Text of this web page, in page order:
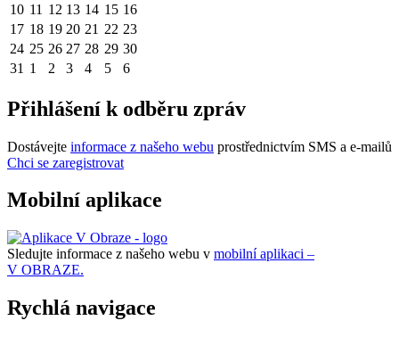
10 11 12 13 14 15 16
17 18 19 20 21 22 23
24 25 26 27 28 29 30
31 1 2 3 4 5 6
Přihlášení k odběru zpráv
Dostávejte informace z našeho webu prostřednictvím SMS a e-mailů
Chci se zaregistrovat
Mobilní aplikace
Sledujte informace z našeho webu v mobilní aplikaci –
V OBRAZE.
Rychlá navigace